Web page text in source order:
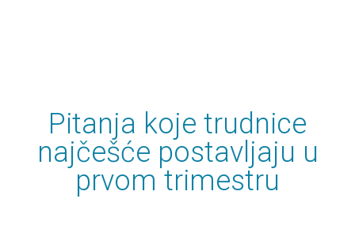
Pitanja koje trudnice
najčešće postavljaju u
prvom trimestru